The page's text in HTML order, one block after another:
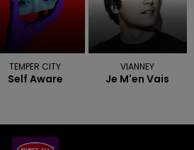
TEMPER CITY
Self Aware
VIANNEY
Je M'en Vais